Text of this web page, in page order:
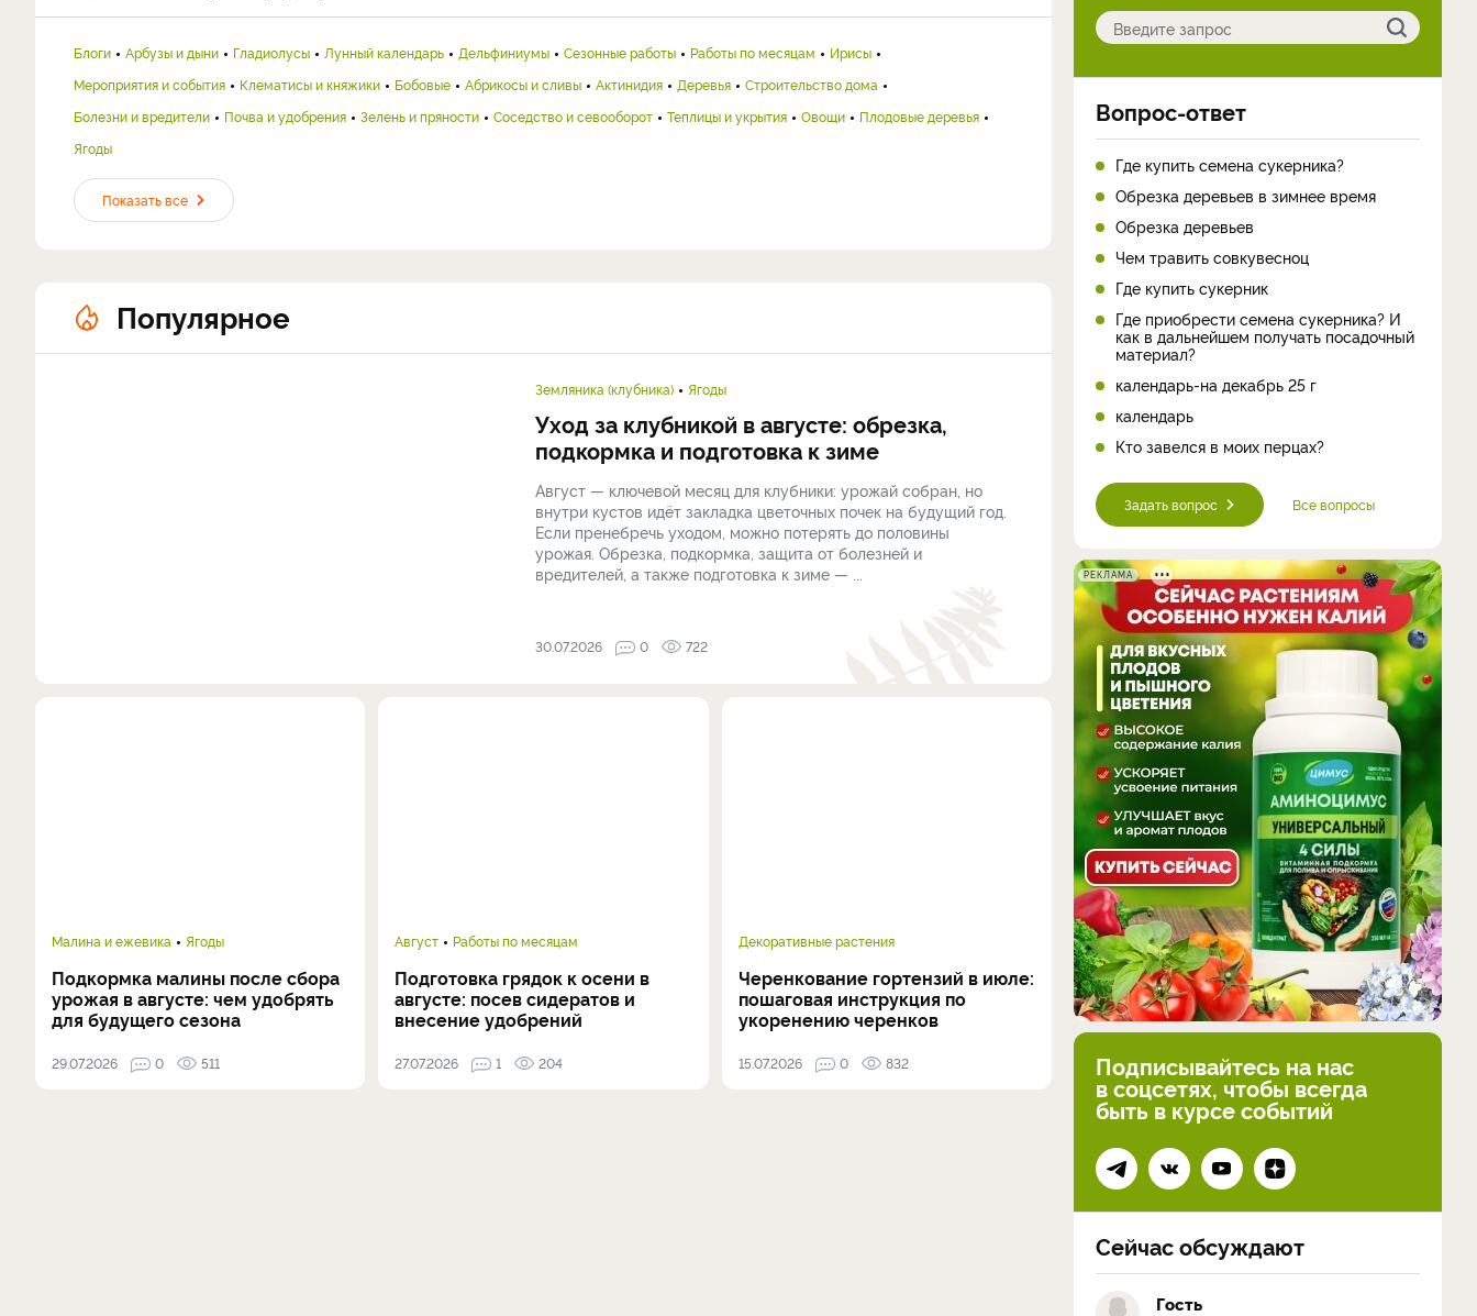
Блоги Арбузы и дыни Гладиолусы Лунный календарь Дельфиниумы Сезонные работы Работы по месяцам
Ирисы
Мероприятия и события
Клематисы и княжики Бобовые Абрикосы и сливы Актинидия Деревья
Строительство дома
Болезни и вредители
Почва и удобрения Зелень и пряности Соседство и севооборот Теплицы и укрытия Овощи
Плодовые деревья
Ягоды
Показать все
Популярное
Земляника (клубника) Ягоды
Уход за клубникой в августе: обрезка,
подкормка и подготовка к зиме
Август — ключевой месяц для клубники: урожай собран, но
внутри кустов идёт закладка цветочных почек на будущий год.
Если пренебречь уходом, можно потерять до половины
урожая. Обрезка, подкормка, защита от болезней и
вредителей, а также подготовка к зиме — ...
30.07.2026 0 722
Малина и ежевика Ягоды
Подкормка малины после сбора
урожая в августе: чем удобрять
для будущего сезона
29.07.2026 0 511
Август Работы по месяцам
Подготовка грядок к осени в
августе: посев сидератов и
внесение удобрений
27.07.2026 1 204
Декоративные растения
Черенкование гортензий в июле:
пошаговая инструкция по
укоренению черенков
15.07.2026 0 832
Вопрос-ответ
Где купить семена сукерника?
Обрезка деревьев в зимнее время
Обрезка деревьев
Чем травить совкувесноц
Где купить сукерник
Где приобрести семена сукерника? И
как в дальнейшем получать посадочный
материал?
календарь-на декабрь 25 г
календарь
Кто завелся в моих перцах?
Задать вопрос Все вопросы
РЕКЛАМА
Подписывайтесь на нас
в соцсетях, чтобы всегда
быть в курсе событий
Сейчас обсуждают
Гость